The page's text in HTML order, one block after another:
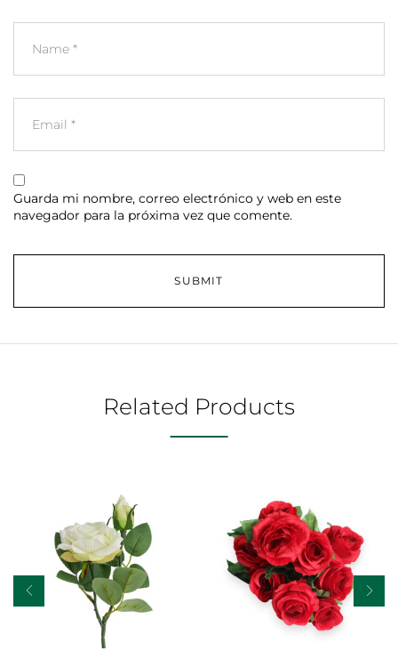
Guarda mi nombre, correo electrónico y web en este
navegador para la próxima vez que comente.
Related Products